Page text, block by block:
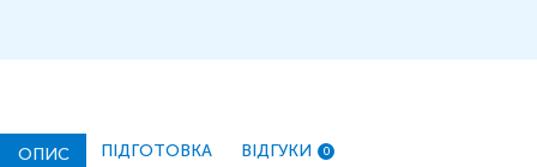
ОПИС ПІДГОТОВКА ВІДГУКИ 0